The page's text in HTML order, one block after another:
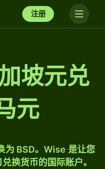
注册
坡元兑
元
为 BSD。Wise 是让您
换货币的国际账户。